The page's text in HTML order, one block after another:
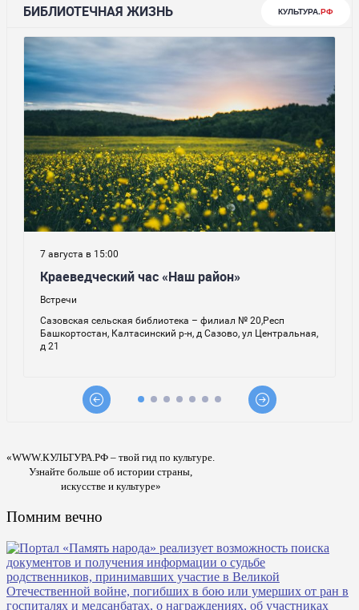
«WWW.КУЛЬТУРА.РФ – твой гид по культуре.
Узнайте больше об истории страны,
искусстве и культуре»
Помним вечно